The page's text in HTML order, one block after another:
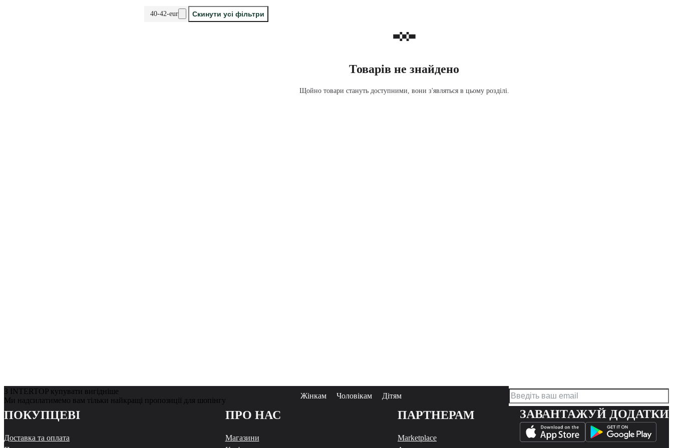
40-42-eur Скинути усі фільтри
Товарів не знайдено
Щойно товари стануть доступними, вони з'являться в цьому розділі.
З INTERTOP купувати вигідніше
Ми надсилатимемо вам тільки найкращі пропозиції для шопінгу
Жінкам Чоловікам Дітям
ПОКУПЦЕВІ
Доставка та оплата
ПРО НАС
Магазини
ПАРТНЕРАМ
Marketplace
ЗАВАНТАЖУЙ ДОДАТКИ